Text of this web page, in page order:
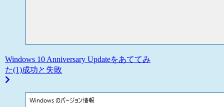
Windows 10 Anniversary Updateをあててみ
た(1)成功と失敗